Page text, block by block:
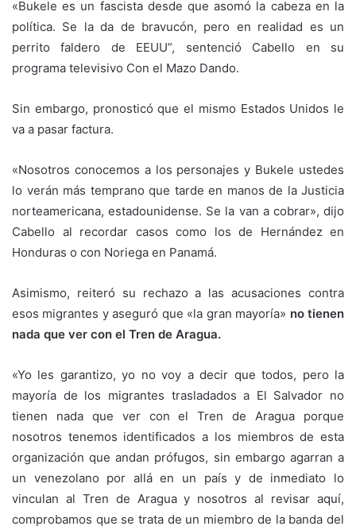
«Bukele es un fascista desde que asomó la cabeza en la
política. Se la da de bravucón, pero en realidad es un
perrito faldero de EEUU”, sentenció Cabello en su
programa televisivo Con el Mazo Dando.
Sin embargo, pronosticó que el mismo Estados Unidos le
va a pasar factura.
«Nosotros conocemos a los personajes y Bukele ustedes
lo verán más temprano que tarde en manos de la Justicia
norteamericana, estadounidense. Se la van a cobrar», dijo
Cabello al recordar casos como los de Hernández en
Honduras o con Noriega en Panamá.
Asimismo, reiteró su rechazo a las acusaciones contra
esos migrantes y aseguró que «la gran mayoría» no tienen
nada que ver con el Tren de Aragua.
«Yo les garantizo, yo no voy a decir que todos, pero la
mayoría de los migrantes trasladados a El Salvador no
tienen nada que ver con el Tren de Aragua porque
nosotros tenemos identificados a los miembros de esta
organización que andan prófugos, sin embargo agarran a
un venezolano por allá en un país y de inmediato lo
vinculan al Tren de Aragua y nosotros al revisar aquí,
comprobamos que se trata de un miembro de la banda del